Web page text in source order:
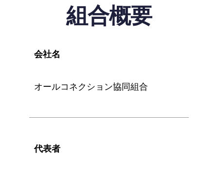
組合概要
会社名
オールコネクション協同組合
代表者